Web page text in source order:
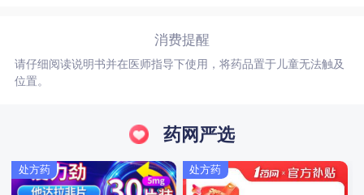
消费提醒
请仔细阅读说明书并在医师指导下使用，将药品置于儿童无法触及
位置。
药网严选
处方药 处方药